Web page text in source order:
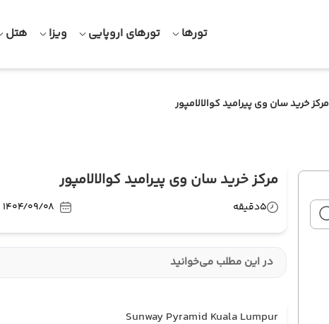
تورها تورهای اروپایی ویزا هتل
مرکز خرید سان وی پیرامید کوالالامپور
مرکز خرید سان وی پیرامید کوالالامپور
5دقیقه 1404/09/08
در این مطلب می‌خوانید
Sunway Pyramid Kuala Lumpur